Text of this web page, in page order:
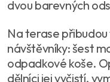
dvou barevných
Na terase
návštěvníky: šest
odpadkové koše.
dělníci jej vyčistí,